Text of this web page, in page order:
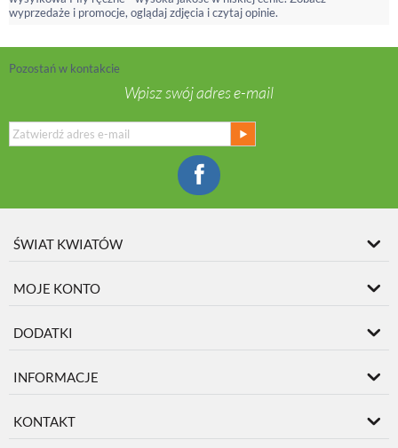
wyprzedaże i promocje, oglądaj zdjęcia i czytaj opinie.
Pozostań w kontakcie
Wpisz swój adres e-mail
ŚWIAT KWIATÓW
MOJE KONTO
DODATKI
INFORMACJE
KONTAKT